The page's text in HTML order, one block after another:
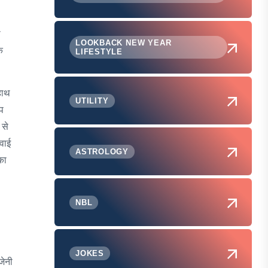
से
LOOKBACK NEW YEAR
LIFESTYLE
UTILITY
ASTROLOGY
NBL
JOKES